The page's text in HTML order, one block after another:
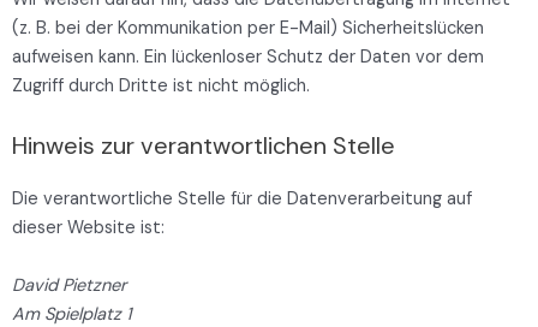
(z. B. bei der Kommunikation per E-Mail) Sicherheitslücken
aufweisen kann. Ein lückenloser Schutz der Daten vor dem
Zugriff durch Dritte ist nicht möglich.
Hinweis zur verantwortlichen Stelle
Die verantwortliche Stelle für die Datenverarbeitung auf
dieser Website ist:
David Pietzner
Am Spielplatz 1